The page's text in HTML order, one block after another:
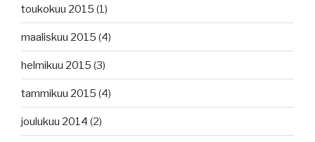
toukokuu 2015 (1)
maaliskuu 2015 (4)
helmikuu 2015 (3)
tammikuu 2015 (4)
joulukuu 2014 (2)